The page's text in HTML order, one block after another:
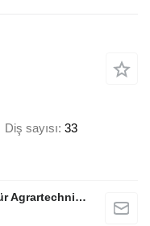
Diş sayısı 33
New-Tec Ost Vertriebsgesellschaft für Agrartechnik mbH